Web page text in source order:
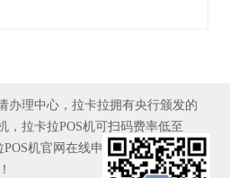
办理中心，拉卡拉拥有央行颁发的
，拉卡拉POS机可扫码费率低至
机官网在线申请,全国发货，京东